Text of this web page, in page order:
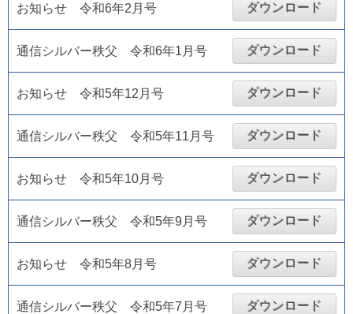
お知らせ 令和6年2月号 ダウンロード
通信シルバー秩父 令和6年1月号 ダウンロード
お知らせ 令和5年12月号 ダウンロード
通信シルバー秩父 令和5年11月号 ダウンロード
お知らせ 令和5年10月号 ダウンロード
通信シルバー秩父 令和5年9月号 ダウンロード
お知らせ 令和5年8月号 ダウンロード
通信シルバー秩父 令和5年7月号 ダウンロード